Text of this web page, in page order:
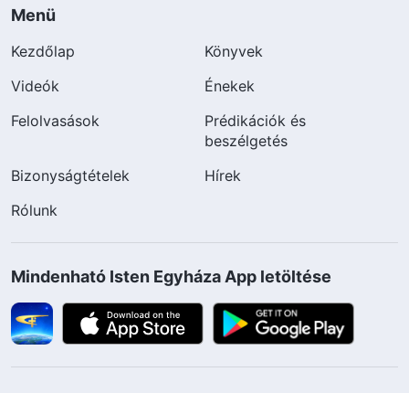
Menü
Kezdőlap
Könyvek
Videók
Énekek
Felolvasások
Prédikációk és
beszélgetés
Bizonyságtételek
Hírek
Rólunk
Mindenható Isten Egyháza App letöltése